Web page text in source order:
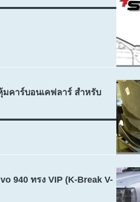
คาร์บอนเคฟลาร์ สำหรับ
940 ทรง VIP (K-Break V-